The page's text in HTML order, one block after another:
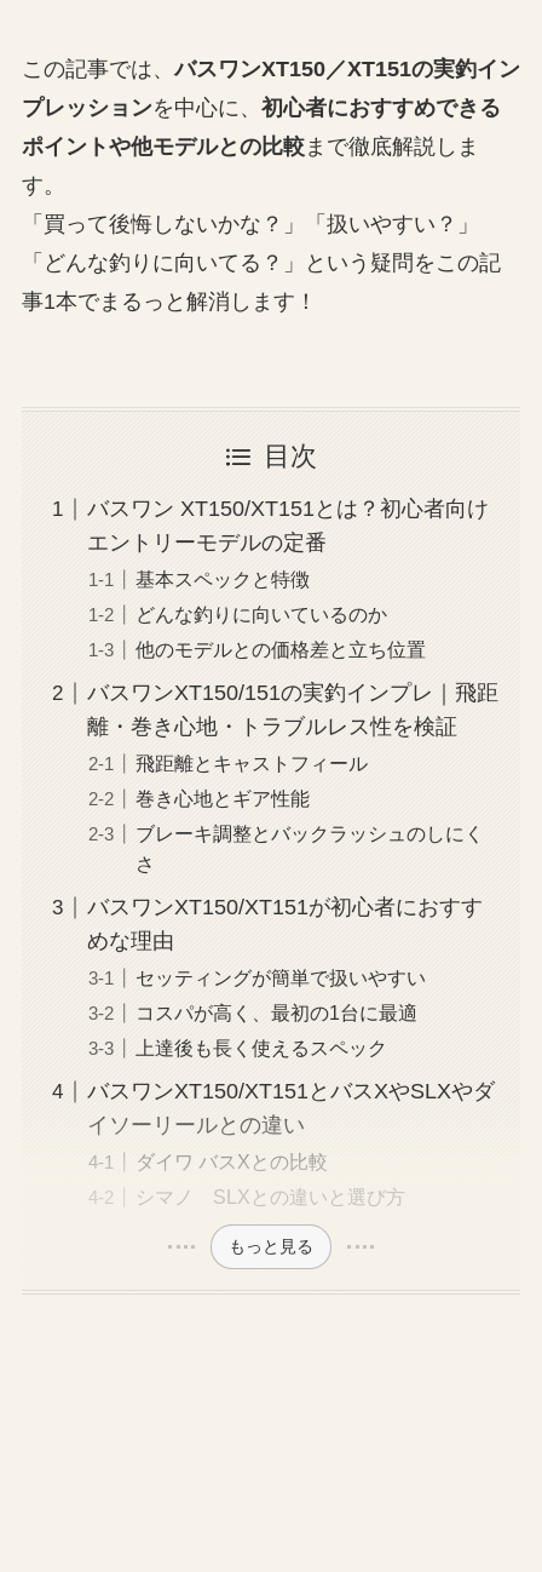
この記事では、バスワンXT150／XT151の実釣イン
プレッションを中心に、 初心者におすすめできる
ポイントや他モデルとの比較まで徹底解説しま
す。
「買って後悔しないかな？」「扱いやすい？」
「どんな釣りに向いてる？」という疑問をこの記
事1本でまるっと解消します！
目次
バスワン XT150/XT151とは？初心者向け
エントリーモデルの定番
基本スペックと特徴
どんな釣りに向いているのか
他のモデルとの価格差と立ち位置
バスワンXT150/151の実釣インプレ｜飛距
離・巻き心地・トラブルレス性を検証
飛距離とキャストフィール
巻き心地とギア性能
ブレーキ調整とバックラッシュのしにく
さ
バスワンXT150/XT151が初心者におすす
めな理由
セッティングが簡単で扱いやすい
コスパが高く、最初の1台に最適
上達後も長く使えるスペック
バスワンXT150/XT151とバスXやSLXやダ
イソーリールとの違い
ダイワ バスXとの比較
シマノ SLXとの違いと選び方
もっと見る